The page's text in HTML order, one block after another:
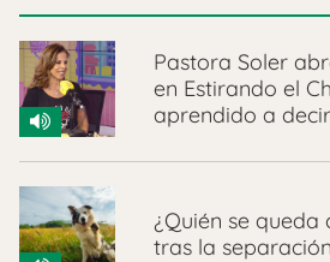
Pastora Soler
en Estirando el
aprendido a
¿Quién se queda
tras la